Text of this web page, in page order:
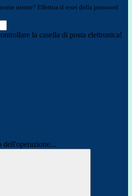
utente? Effettua il reset della password
la casella di posta elettronica!
dell'operazione...